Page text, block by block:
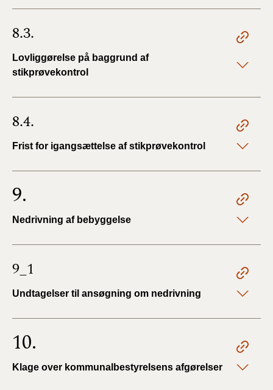
8.3.
Lovliggørelse på baggrund af
stikprøvekontrol
8.4.
Frist for igangsættelse af stikprøvekontrol
9.
Nedrivning af bebyggelse
9_1
Undtagelser til ansøgning om nedrivning
10.
Klage over kommunalbestyrelsens afgørelser